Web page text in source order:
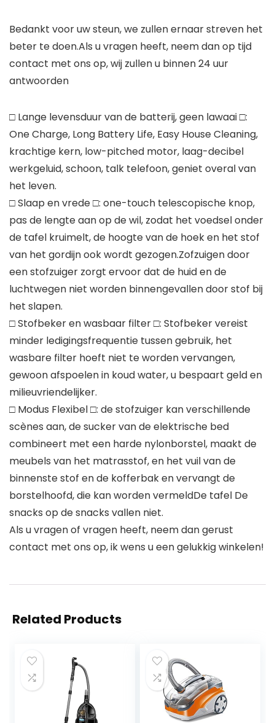
Bedankt voor uw steun, we zullen ernaar streven het
beter te doen.Als u vragen heeft, neem dan op tijd
contact met ons op, wij zullen u binnen 24 uur
antwoorden
□ Lange levensduur van de batterij, geen lawaai □:
One Charge, Long Battery Life, Easy House Cleaning,
krachtige kern, low-pitched motor, laag-decibel
werkgeluid, schoon, talk telefoon, geniet overal van
het leven.
□ Slaap en vrede □: one-touch telescopische knop,
pas de lengte aan op de wil, zodat het voedsel onder
de tafel kruimelt, de hoogte van de hoek en het stof
van het gordijn ook wordt gezogen.Zofzuigen door
een stofzuiger zorgt ervoor dat de huid en de
luchtwegen niet worden binnengevallen door stof bij
het slapen.
□ Stofbeker en wasbaar filter □: Stofbeker vereist
minder ledigingsfrequentie tussen gebruik, het
wasbare filter hoeft niet te worden vervangen,
gewoon afspoelen in koud water, u bespaart geld en
milieuvriendelijker.
□ Modus Flexibel □: de stofzuiger kan verschillende
scènes aan, de sucker van de elektrische bed
combineert met een harde nylonborstel, maakt de
meubels van het matrasstof, en het vuil van de
binnenste stof en de kofferbak en vervangt de
borstelhoofd, die kan worden vermeldDe tafel De
snacks op de snacks vallen niet.
Als u vragen of vragen heeft, neem dan gerust
contact met ons op, ik wens u een gelukkig winkelen!
Related Products